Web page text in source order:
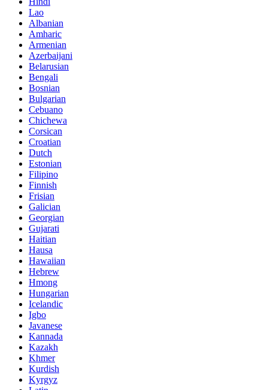
Lao
Albanian
Amharic
Armenian
Azerbaijani
Belarusian
Bengali
Bosnian
Bulgarian
Cebuano
Chichewa
Corsican
Croatian
Dutch
Estonian
Filipino
Finnish
Frisian
Galician
Georgian
Gujarati
Haitian
Hausa
Hawaiian
Hebrew
Hmong
Hungarian
Icelandic
Igbo
Javanese
Kannada
Kazakh
Khmer
Kurdish
Kyrgyz